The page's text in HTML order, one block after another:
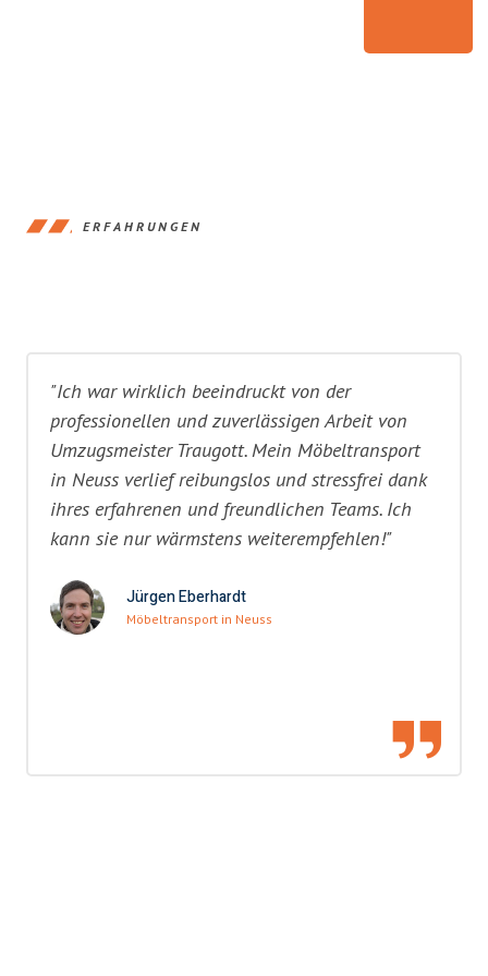
ERFAHRUNGEN
"Ich war wirklich beeindruckt von der
professionellen und zuverlässigen Arbeit von
Umzugsmeister Traugott. Mein Möbeltransport
in Neuss verlief reibungslos und stressfrei dank
ihres erfahrenen und freundlichen Teams. Ich
kann sie nur wärmstens weiterempfehlen!"
Jürgen Eberhardt
Möbeltransport in Neuss